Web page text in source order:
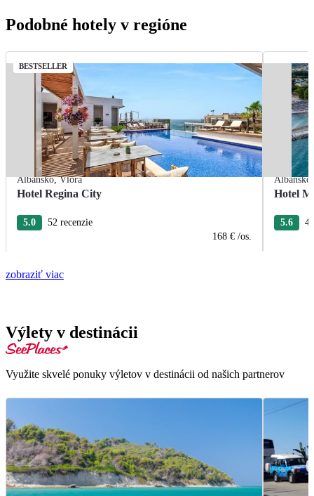
Podobné hotely v regióne
BESTSELLER
Albánsko,Vlora
Hotel Regina City
5.0
52 recenzie
168 € /os.
Albánsko
Hotel
5.6
zobraziť viac
Výlety v destinácii
Využite skvelé ponuky výletov v destinácii od našich partnerov